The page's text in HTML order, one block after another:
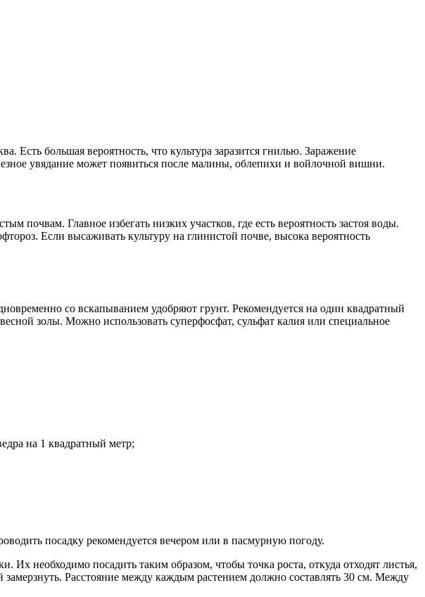
Есть большая вероятность, что культура заразится гнилью. Заражение
увядание может появиться после малины, облепихи и войлочной вишни.
почвам. Главное избегать низких участков, где есть вероятность застоя воды.
Если высаживать культуру на глинистой почве, высока вероятность
со вскапыванием удобряют грунт. Рекомендуется на один квадратный
золы. Можно использовать суперфосфат, сульфат калия или специальное
на 1 квадратный метр;
посадку рекомендуется вечером или в пасмурную погоду.
необходимо посадить таким образом, чтобы точка роста, откуда отходят листья,
Расстояние между каждым растением должно составлять 30 см. Между